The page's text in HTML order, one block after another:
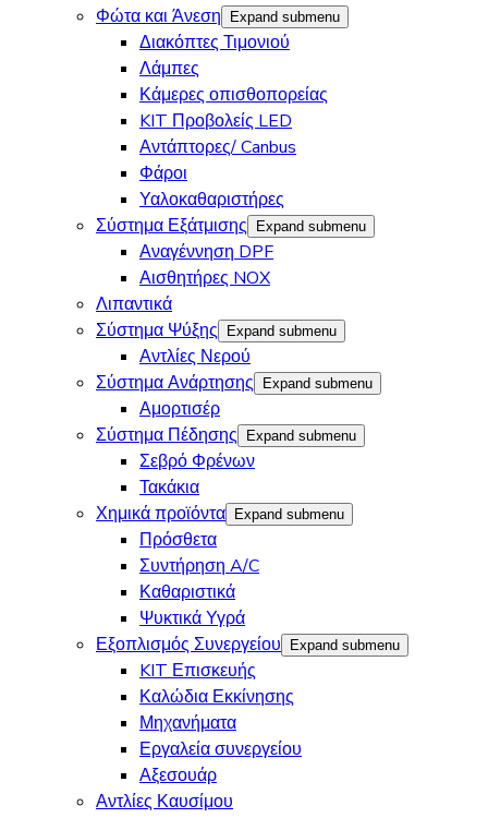
Φώτα και Άνεση
Expand submenu
Διακόπτες Τιμονιού
Λάμπες
Κάμερες οπισθοπορείας
KIT Προβολείς LED
Αντάπτορες/ Canbus
Φάροι
Υαλοκαθαριστήρες
Σύστημα Εξάτμισης
Expand submenu
Αναγέννηση DPF
Αισθητήρες NOX
Λιπαντικά
Σύστημα Ψύξης
Expand submenu
Αντλίες Νερού
Σύστημα Ανάρτησης
Expand submenu
Αμορτισέρ
Σύστημα Πέδησης
Expand submenu
Σεβρό Φρένων
Τακάκια
Χημικά προϊόντα
Expand submenu
Πρόσθετα
Συντήρηση A/C
Καθαριστικά
Ψυκτικά Υγρά
Εξοπλισμός Συνεργείου
Expand submenu
KIT Επισκευής
Καλώδια Εκκίνησης
Μηχανήματα
Εργαλεία συνεργείου
Αξεσουάρ
Αντλίες Καυσίμου